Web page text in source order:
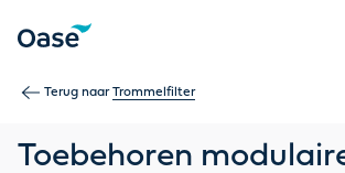
Terug naar Trommelfilter
Toebehoren